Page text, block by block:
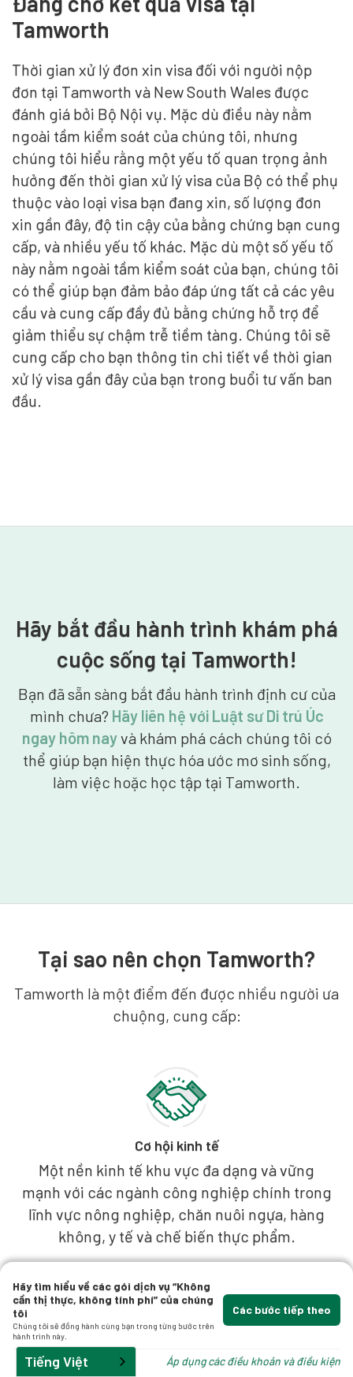
Tamworth
Thời gian xử lý đơn xin visa đối với người nộp
đơn tại Tamworth và New South Wales được
đánh giá bởi Bộ Nội vụ. Mặc dù điều này nằm
ngoài tầm kiểm soát của chúng tôi, nhưng
chúng tôi hiểu rằng một yếu tố quan trọng ảnh
hưởng đến thời gian xử lý visa của Bộ có thể phụ
thuộc vào loại visa bạn đang xin, số lượng đơn
xin gần đây, độ tin cậy của bằng chứng bạn cung
cấp, và nhiều yếu tố khác. Mặc dù một số yếu tố
này nằm ngoài tầm kiểm soát của bạn, chúng tôi
có thể giúp bạn đảm bảo đáp ứng tất cả các yêu
cầu và cung cấp đầy đủ bằng chứng hỗ trợ để
giảm thiểu sự chậm trễ tiềm tàng. Chúng tôi sẽ
cung cấp cho bạn thông tin chi tiết về thời gian
xử lý visa gần đây của bạn trong buổi tư vấn ban
đầu.
Hãy bắt đầu hành trình khám phá
cuộc sống tại Tamworth!
Bạn đã sẵn sàng bắt đầu hành trình định cư của
mình chưa? Hãy liên hệ với Luật sư Di trú Úc
ngay hôm nayvà khám phá cách chúng tôi có
thể giúp bạn hiện thực hóa ước mơ sinh sống,
làm việc hoặc học tập tại Tamworth.
Tại sao nên chọn Tamworth?
Tamworth là một điểm đến được nhiều người ưa
chuộng, cung cấp:
Cơ hội kinh tế
Một nền kinh tế khu vực đa dạng và vững
mạnh với các ngành công nghiệp chính trong
lĩnh vực nông nghiệp, chăn nuôi ngựa, hàng
không, y tế và chế biến thực phẩm.
Phong cách sống đặc biệt
Một lối sống sôi động và giá cả phải chăng tại
Hãy tìm hiểu về các gói dịch vụ “Không
cần thị thực, không tính phí” của chúng
tôi
Chúng tôi sẽ đồng hành cùng bạn trong từng bước trên
hành trình này.
Các bước tiếp theo
Áp dụng các điều khoản và điều kiện
Tiếng Việt